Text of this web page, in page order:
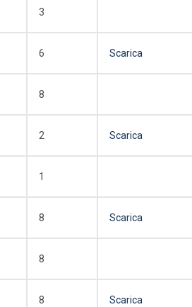
3
6 Scarica
8
2 Scarica
1
8 Scarica
8
8 Scarica